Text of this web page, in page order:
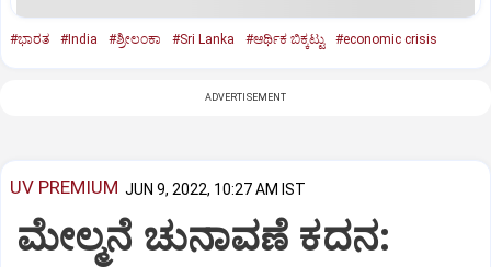
#ಭಾರತ #India #ಶ್ರೀಲಂಕಾ #Sri Lanka #ಆರ್ಥಿಕ ಬಿಕ್ಕಟ್ಟು #economic crisis
ADVERTISEMENT
UV PREMIUM JUN 9, 2022, 10:27 AM IST
ಮೇಲ್ಮನೆ ಚುನಾವಣೆ ಕದನ: